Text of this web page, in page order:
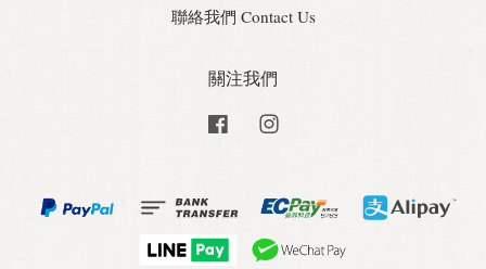
聯絡我們 Contact Us
關注我們
Facebook